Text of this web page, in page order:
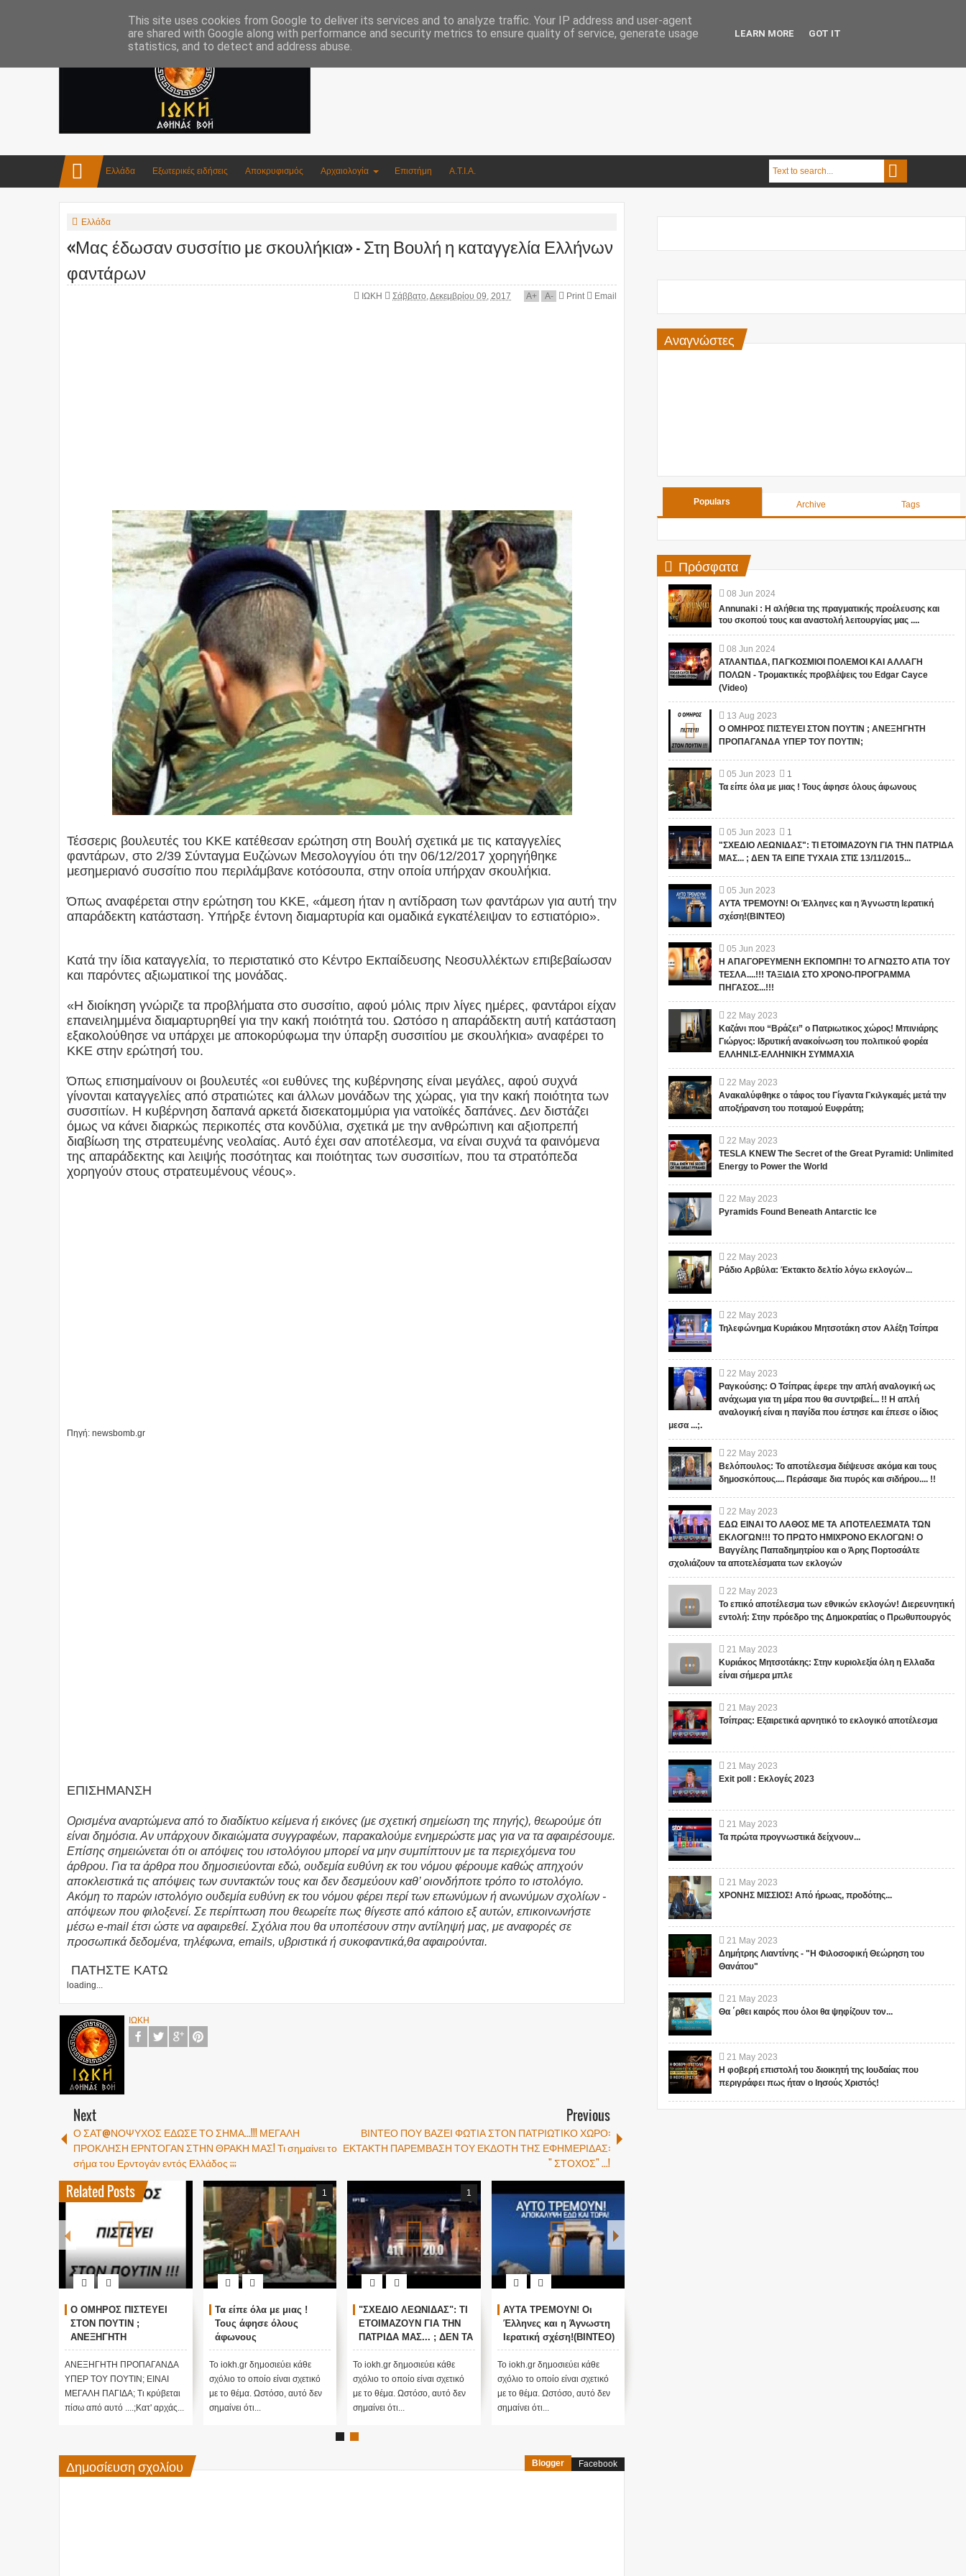
Ελλάδα Εξωτερικές ειδήσεις Αποκρυφισμός Αρχαιολογία Επιστήμη Α.Τ.Ι.Α.
Ελλάδα
«Μας έδωσαν συσσίτιο με σκουλήκια» - Στη Βουλή η καταγγελία Ελλήνων
φαντάρων
ΙΩΚΗ Σάββατο, Δεκεμβρίου 09, 2017 A+ A- Print Email
Τέσσερις βουλευτές του ΚΚΕ κατέθεσαν ερώτηση στη Βουλή σχετικά με τις καταγγελίες
φαντάρων, στο 2/39 Σύνταγμα Ευζώνων Μεσολογγίου ότι την 06/12/2017 χορηγήθηκε
μεσημεριανό συσσίτιο που περιλάμβανε κοτόσουπα, στην οποία υπήρχαν σκουλήκια.
Όπως αναφέρεται στην ερώτηση του ΚΚΕ, «άμεση ήταν η αντίδραση των φαντάρων για αυτή την
απαράδεκτη κατάσταση. Υπήρξε έντονη διαμαρτυρία και ομαδικά εγκατέλειψαν το εστιατόριο».
Κατά την ίδια καταγγελία, το περιστατικό στο Κέντρο Εκπαίδευσης Νεοσυλλέκτων επιβεβαίωσαν
και παρόντες αξιωματικοί της μονάδας.
«Η διοίκηση γνώριζε τα προβλήματα στο συσσίτιο, αφού μόλις πριν λίγες ημέρες, φαντάροι είχαν
επανειλημμένα διαμαρτυρηθεί για την κακή ποιότητά του. Ωστόσο η απαράδεκτη αυτή κατάσταση
εξακολούθησε να υπάρχει με αποκορύφωμα την ύπαρξη συσσιτίου με σκουλήκια» αναφέρει το
ΚΚΕ στην ερώτησή του.
Όπως επισημαίνουν οι βουλευτές «οι ευθύνες της κυβέρνησης είναι μεγάλες, αφού συχνά
γίνονται καταγγελίες από στρατιώτες και άλλων μονάδων της χώρας, για την κακή ποιότητα των
συσσιτίων. Η κυβέρνηση δαπανά αρκετά δισεκατομμύρια για νατοϊκές δαπάνες. Δεν διστάζει
όμως να κάνει διαρκώς περικοπές στα κονδύλια, σχετικά με την ανθρώπινη και αξιοπρεπή
διαβίωση της στρατευμένης νεολαίας. Αυτό έχει σαν αποτέλεσμα, να είναι συχνά τα φαινόμενα
της απαράδεκτης και λειψής ποσότητας και ποιότητας των συσσιτίων, που τα στρατόπεδα
χορηγούν στους στρατευμένους νέους».
Πηγή: newsbomb.gr
ΕΠΙΣΗΜΑΝΣΗ
Ορισμένα αναρτώμενα από το διαδίκτυο κείμενα ή εικόνες (με σχετική σημείωση της πηγής), θεωρούμε ότι
είναι δημόσια. Αν υπάρχουν δικαιώματα συγγραφέων, παρακαλούμε ενημερώστε μας για να τα αφαιρέσουμε.
Επίσης σημειώνεται ότι οι απόψεις του ιστολόγιου μπορεί να μην συμπίπτουν με τα περιεχόμενα του
άρθρου. Για τα άρθρα που δημοσιεύονται εδώ, ουδεμία ευθύνη εκ του νόμου φέρουμε καθώς απηχούν
αποκλειστικά τις απόψεις των συντακτών τους και δεν δεσμεύουν καθ’ οιονδήποτε τρόπο το ιστολόγιο.
Ακόμη το παρών ιστολόγιο ουδεμία ευθύνη εκ του νόμου φέρει περί των επωνύμων ή ανωνύμων σχολίων -
απόψεων που φιλοξενεί. Σε περίπτωση που θεωρείτε πως θίγεστε από κάποιο εξ αυτών, επικοινωνήστε
μέσω e-mail έτσι ώστε να αφαιρεθεί. Σχόλια που θα υποπέσουν στην αντίληψή μας, με αναφορές σε
προσωπικά δεδομένα, τηλέφωνα, emails, υβριστικά ή συκοφαντικά,θα αφαιρούνται.
ΠΑΤΗΣΤΕ ΚΑΤΩ
loading...
ΙΩΚΗ
Next
Ο ΣΑΤ@ΝΟΨΥΧΟΣ ΕΔΩΣΕ ΤΟ ΣΗΜΑ...!!! ΜΕΓΑΛΗ
ΠΡΟΚΛΗΣΗ ΕΡΝΤΟΓΑΝ ΣΤΗΝ ΘΡΑΚΗ ΜΑΣ! Τι σημαίνει το
σήμα του Ερντογάν εντός Ελλάδος ;;;
Previous
ΒΙΝΤΕΟ ΠΟΥ ΒΑΖΕΙ ΦΩΤΙΑ ΣΤΟΝ ΠΑΤΡΙΩΤΙΚΟ ΧΩΡΟ:
ΕΚΤΑΚΤΗ ΠΑΡΕΜΒΑΣΗ ΤΟΥ ΕΚΔΟΤΗ ΤΗΣ ΕΦΗΜΕΡΙΔΑΣ:
" ΣΤΟΧΟΣ" ...!
Related Posts
: Η αλήθεια της
είναι η
ΑΤΛΑΝΤΙΔΑ, ΠΑΓΚΟΣΜΙΟΙ
ΠΟΛΕΜΟΙ ΚΑΙ ΑΛΛΑΓΗ
ΠΟΛΩΝ - Τρομακτικές
προβλέψεις του Edgar
Cayce (Video)
Το iokh.gr δημοσιεύει κάθε
σχόλιο το οποίο είναι σχετικό
με το θέμα. Ωστόσο, αυτό δεν
σημαίνει ότι...
Ο ΟΜΗΡΟΣ ΠΙΣΤΕΥΕΙ
ΣΤΟΝ ΠΟΥΤΙΝ ;
ΑΝΕΞΗΓΗΤΗ
ΠΡΟΠΑΓΑΝΔΑ ΥΠΕΡ ΤΟΥ
ΠΟΥΤΙΝ;
ΑΝΕΞΗΓΗΤΗ ΠΡΟΠΑΓΑΝΔΑ
ΥΠΕΡ ΤΟΥ ΠΟΥΤΙΝ; ΕΙΝΑΙ
ΜΕΓΑΛΗ ΠΑΓΙΔΑ; Τι κρύβεται
πίσω από αυτό ....;Κατ' αρχάς...
1
Τα είπε όλα με μιας !
Τους άφησε όλους
άφωνους
Το iokh.gr δημοσιεύει κάθε
σχόλιο το οποίο είναι σχετικό
με το θέμα. Ωστόσο, αυτό δεν
σημαίνει ότι...
"ΣΧΕΔΙΟ ΛΕΩΝΙΔΑΣ": ΤΙ
ΕΤΟΙΜΑΖΟΥΝ ΓΙΑ ΤΗΝ
ΠΑΤΡΙΔΑ ΜΑΣ... ; ΔΕΝ ΤΑ
ΕΙΠΕ ΤΥΧΑΙΑ ΣΤΙΣ
13/11/2015...
Το iokh.gr δημοσιεύει κάθε
σχόλιο το οποίο είναι σχετικό
με το θέμα. Ωστόσο, αυτό δεν
σημαίνει ότι...
Δημοσίευση σχολίου Blogger Facebook
Αναγνώστες
Populars Archive Tags
Πρόσφατα
08 Jun 2024
Annunaki : Η αλήθεια της πραγματικής προέλευσης και
του σκοπού τους και αναστολή λειτουργίας μας ....
08 Jun 2024
ΑΤΛΑΝΤΙΔΑ, ΠΑΓΚΟΣΜΙΟΙ ΠΟΛΕΜΟΙ ΚΑΙ ΑΛΛΑΓΗ
ΠΟΛΩΝ - Τρομακτικές προβλέψεις του Edgar Cayce
(Video)
13 Aug 2023
Ο ΟΜΗΡΟΣ ΠΙΣΤΕΥΕΙ ΣΤΟΝ ΠΟΥΤΙΝ ; ΑΝΕΞΗΓΗΤΗ
ΠΡΟΠΑΓΑΝΔΑ ΥΠΕΡ ΤΟΥ ΠΟΥΤΙΝ;
05 Jun 2023
1
Τα είπε όλα με μιας ! Τους άφησε όλους άφωνους
05 Jun 2023
1
"ΣΧΕΔΙΟ ΛΕΩΝΙΔΑΣ": ΤΙ ΕΤΟΙΜΑΖΟΥΝ ΓΙΑ ΤΗΝ ΠΑΤΡΙΔΑ
ΜΑΣ... ; ΔΕΝ ΤΑ ΕΙΠΕ ΤΥΧΑΙΑ ΣΤΙΣ 13/11/2015...
05 Jun 2023
ΑΥΤΑ ΤΡΕΜΟΥΝ! Οι Έλληνες και η Άγνωστη Ιερατική
σχέση!(ΒΙΝΤΕΟ)
05 Jun 2023
Η ΑΠΑΓΟΡΕΥΜΕΝΗ ΕΚΠΟΜΠΗ! ΤΟ ΑΓΝΩΣΤΟ ΑΤΙΑ ΤΟΥ
ΤΕΣΛΑ....!!! ΤΑΞΙΔΙΑ ΣΤΟ ΧΡΟΝΟ-ΠΡΟΓΡΑΜΜΑ
ΠΗΓΑΣΟΣ...!!!
22 May 2023
Καζάνι που “Βράζει” ο Πατριωτικος χώρος! Μπινιάρης
Γιώργος: Ιδρυτική ανακοίνωση του πολιτικού φορέα
ΕΛΛΗΝΙ.Σ-ΕΛΛΗΝΙΚΗ ΣΥΜΜΑΧΙΑ
22 May 2023
Ανακαλύφθηκε ο τάφος του Γίγαντα Γκιλγκαμές μετά την
αποξήρανση του ποταμού Ευφράτη;
22 May 2023
TESLA KNEW The Secret of the Great Pyramid: Unlimited
Energy to Power the World
22 May 2023
Pyramids Found Beneath Antarctic Ice
22 May 2023
Ράδιο Αρβύλα: Έκτακτο δελτίο λόγω εκλογών...
22 May 2023
Τηλεφώνημα Κυριάκου Μητσοτάκη στον Αλέξη Τσίπρα
22 May 2023
Ραγκούσης: Ο Τσίπρας έφερε την απλή αναλογική ως
ανάχωμα για τη μέρα που θα συντριβεί... !! Η απλή
αναλογική είναι η παγίδα που έστησε και έπεσε ο ίδιος
μεσα ...;.
22 May 2023
Βελόπουλος: Το αποτέλεσμα διέψευσε ακόμα και τους
δημοσκόπους.... Περάσαμε δια πυρός και σιδήρου.... !!
22 May 2023
ΕΔΩ ΕΙΝΑΙ ΤΟ ΛΑΘΟΣ ΜΕ ΤΑ ΑΠΟΤΕΛΕΣΜΑΤΑ ΤΩΝ
ΕΚΛΟΓΩΝ!!! ΤΟ ΠΡΩΤΟ ΗΜΙΧΡΟΝΟ ΕΚΛΟΓΩΝ! Ο
Βαγγέλης Παπαδημητρίου και ο Άρης Πορτοσάλτε
σχολιάζουν τα αποτελέσματα των εκλογών
22 May 2023
Το επικό αποτέλεσμα των εθνικών εκλογών! Διερευνητική
εντολή: Στην πρόεδρο της Δημοκρατίας ο Πρωθυπουργός
21 May 2023
Κυριάκος Μητσοτάκης: Στην κυριολεξία όλη η Ελλαδα
είναι σήμερα μπλε
21 May 2023
Τσίπρας: Εξαιρετικά αρνητικό το εκλογικό αποτέλεσμα
21 May 2023
Exit poll : Εκλογές 2023
21 May 2023
Τα πρώτα προγνωστικά δείχνουν...
21 May 2023
ΧΡΟΝΗΣ ΜΙΣΣΙΟΣ! Από ήρωας, προδότης...
21 May 2023
Δημήτρης Λιαντίνης - "Η Φιλοσοφική Θεώρηση του
Θανάτου"
21 May 2023
Θα ΄ρθει καιρός που όλοι θα ψηφίζουν τον...
21 May 2023
Η φοβερή επιστολή του διοικητή της Ιουδαίας που
περιγράφει πως ήταν ο Ιησούς Χριστός!
This site uses cookies from Google to deliver its services and to analyze traffic. Your IP address and user-agent
are shared with Google along with performance and security metrics to ensure quality of service, generate usage
statistics, and to detect and address abuse.
LEARN MORE GOT IT